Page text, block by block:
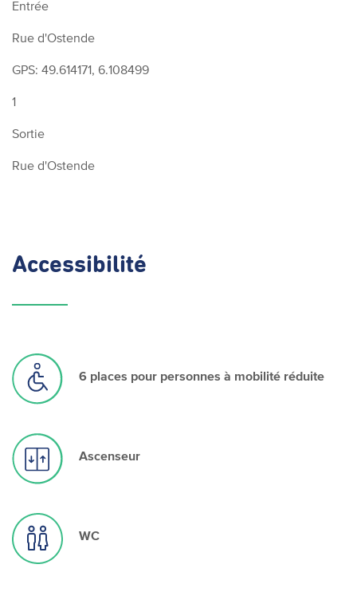
Entrée
Rue d'Ostende
GPS: 49.614171, 6.108499
1
Sortie
Rue d'Ostende
Accessibilité
6 places pour personnes à mobilité réduite
Ascenseur
WC